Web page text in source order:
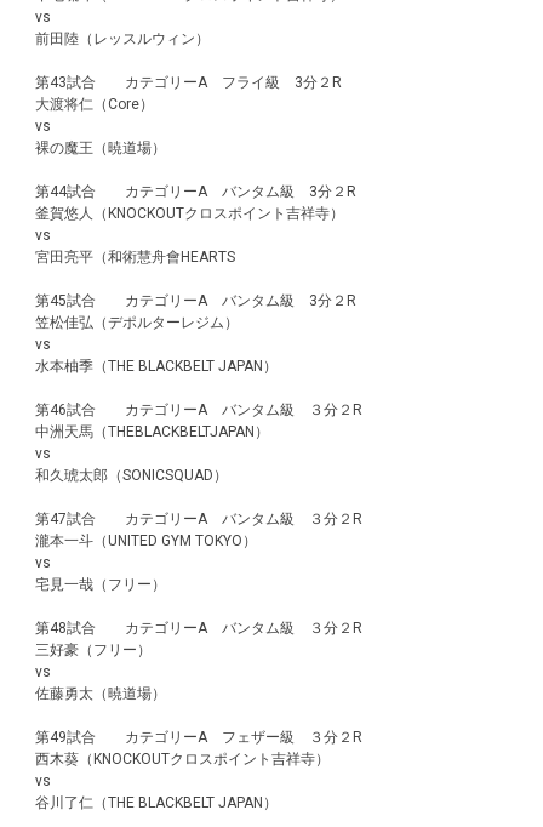
vs
前田陸（レッスルウィン）
第43試合 カテゴリーA フライ級 3分２R
大渡将仁（Core）
vs
裸の魔王（暁道場）
第44試合 カテゴリーA バンタム級 3分２R
釜賀悠人（KNOCKOUTクロスポイント吉祥寺）
vs
宮田亮平（和術慧舟會HEARTS
第45試合 カテゴリーA バンタム級 3分２R
笠松佳弘（デポルターレジム）
vs
水本柚季（THE BLACKBELT JAPAN）
第46試合 カテゴリーA バンタム級 ３分２R
中洲天馬（THEBLACKBELTJAPAN）
vs
和久琥太郎（SONICSQUAD）
第47試合 カテゴリーA バンタム級 ３分２R
瀧本一斗（UNITED GYM TOKYO）
vs
宅見一哉（フリー）
第48試合 カテゴリーA バンタム級 ３分２R
三好豪（フリー）
vs
佐藤勇太（暁道場）
第49試合 カテゴリーA フェザー級 ３分２R
西木葵（KNOCKOUTクロスポイント吉祥寺）
vs
谷川了仁（THE BLACKBELT JAPAN）